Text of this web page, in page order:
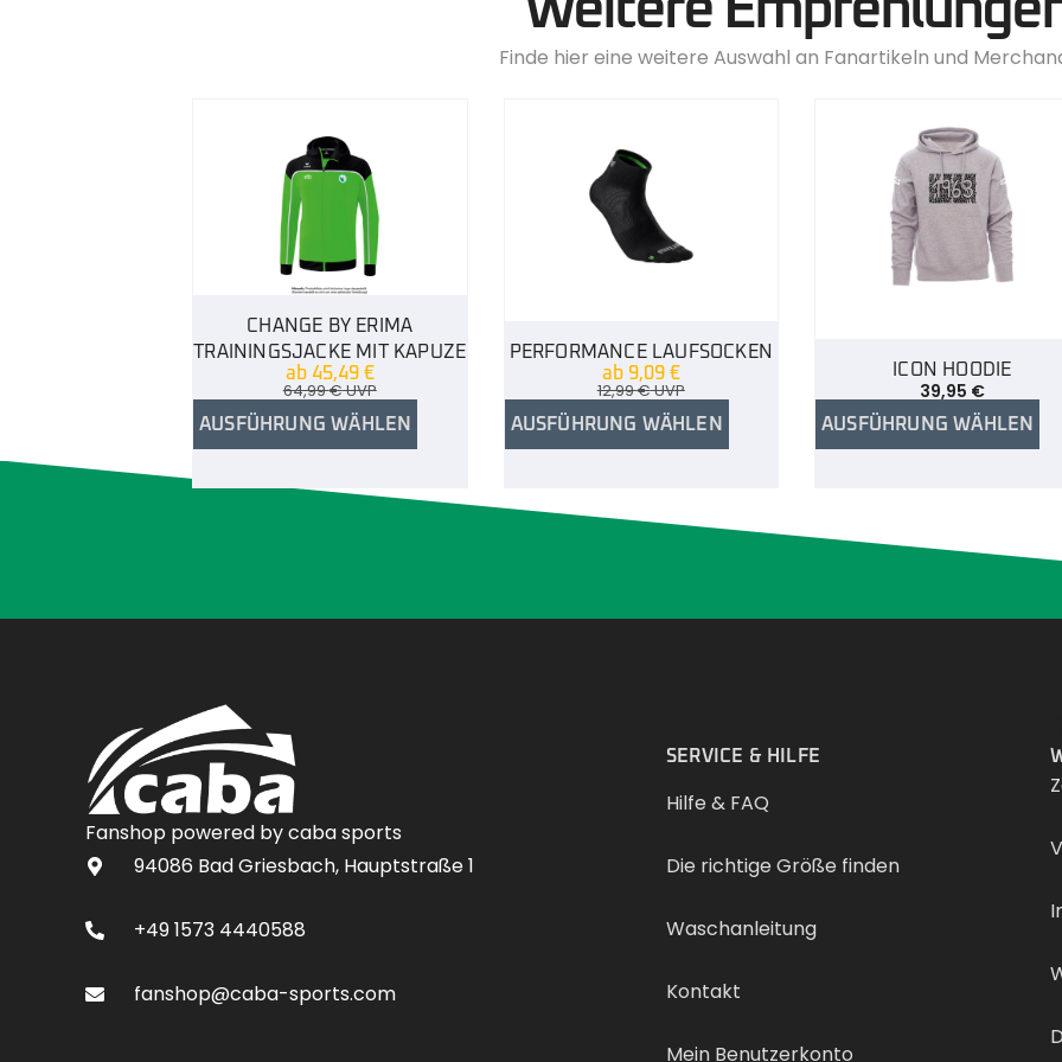
Finde hier eine weitere Auswahl an Fanartikeln und
CHANGE BY ERIMA
TRAININGSJACKE MIT KAPUZE
ab 45,49 €
64,99€UVP
AUSFÜHRUNG WÄHLEN
PERFORMANCE LAUFSOCKEN
ab 9,09 €
12,99€UVP
AUSFÜHRUNG WÄHLEN
ICON HOODIE
39,95 €
AUSFÜHRUNG WÄHLEN
Fanshop powered by caba sports
94086 Bad Griesbach, Hauptstraße 1
+49 1573 4440588
fanshop@caba-sports.com
SERVICE & HILFE
Hilfe & FAQ
Die richtige Größe finden
Waschanleitung
Kontakt
Mein Benutzerkonto